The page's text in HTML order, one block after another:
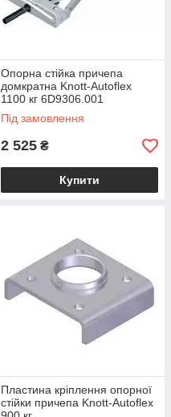
Опорна стійка причепа
домкратна Knott-Autoflex
1100 кг 6D9306.001
Під замовлення
2 525 ₴
Купити
Пластина кріплення опорної
стійки причепа Knott-Autoflex